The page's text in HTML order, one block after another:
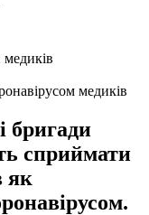
медиків
бригади
сприймати
як